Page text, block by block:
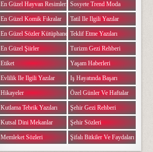
En Güzel Hayvan Resimleri
En Güzel Komik Fıkralar
En Güzel Sözler Kütüphanesi
En Güzel Şiirler
Etiket
Evlilik Ile Ilgili Yazılar
Hikayeler
Kutlama Tebrik Yazıları
Kutsal Dini Mekanlar
Memleket Sözleri
Sosyete Trend Moda
Tatil Ile Ilgili Yazılar
Teklif Etme Yazıları
Turizm Gezi Rehberi
Yaşam Haberleri
Iş Hayatında Başarı
Özel Günler Ve Haftalar
Şehir Gezi Rehberi
Şehir Sözleri
Şifalı Bitkiler Ve Faydaları